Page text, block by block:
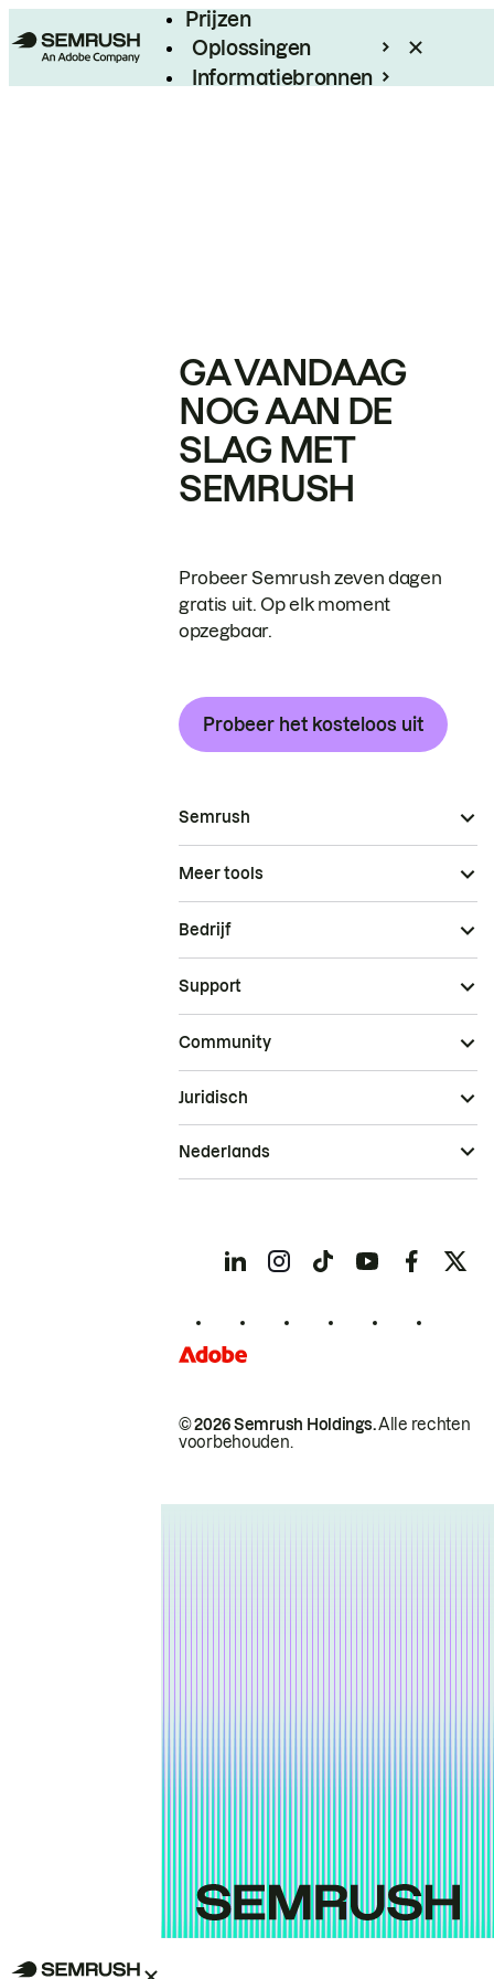
Prijzen
Oplossingen
Informatiebronnen
GA VANDAAG
NOG AAN DE
SLAG MET
SEMRUSH
Probeer Semrush zeven dagen
gratis uit. Op elk moment
opzegbaar.
Probeer het kosteloos uit
Semrush
Meer tools
Bedrijf
Support
Community
© 2026 Semrush Holdings.Alle rechten
voorbehouden.
Juridisch
Nederlands